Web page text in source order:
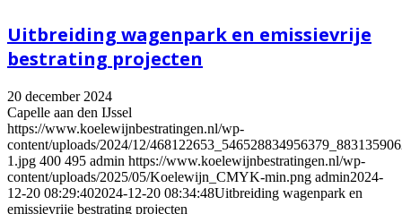
Uitbreiding wagenpark en emissievrije
bestrating projecten
20 december 2024
Capelle aan den IJssel
https://www.koelewijnbestratingen.nl/wp-
content/uploads/2024/12/
1.jpg 400 495 admin https://www.koelewijnbestratingen.nl/wp-
content/uploads/2025/05/Koelewijn_CMYK-min.png admin2024-
12-20 08:29:402024-12-20 08:34:48Uitbreiding wagenpark en
emissievrije bestrating projecten